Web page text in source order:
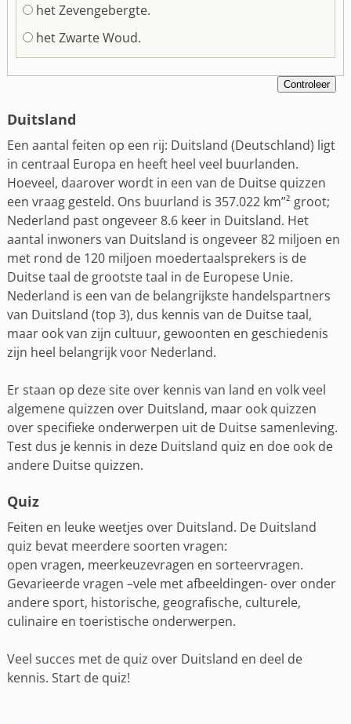
het Zevengebergte.
het Zwarte Woud.
Duitsland
Een aantal feiten op een rij: Duitsland (Deutschland) ligt
in centraal Europa en heeft heel veel buurlanden.
Hoeveel, daarover wordt in een van de Duitse quizzen
een vraag gesteld. Ons buurland is 357.022 km”² groot;
Nederland past ongeveer 8.6 keer in Duitsland. Het
aantal inwoners van Duitsland is ongeveer 82 miljoen en
met rond de 120 miljoen moedertaalsprekers is de
Duitse taal de grootste taal in de Europese Unie.
Nederland is een van de belangrijkste handelspartners
van Duitsland (top 3), dus kennis van de Duitse taal,
maar ook van zijn cultuur, gewoonten en geschiedenis
zijn heel belangrijk voor Nederland.
Er staan op deze site over kennis van land en volk veel
algemene quizzen over Duitsland, maar ook quizzen
over specifieke onderwerpen uit de Duitse samenleving.
Test dus je kennis in deze Duitsland quiz en doe ook de
andere Duitse quizzen.
Quiz
Feiten en leuke weetjes over Duitsland. De Duitsland
quiz bevat meerdere soorten vragen:
open vragen, meerkeuzevragen en sorteervragen.
Gevarieerde vragen –vele met afbeeldingen- over onder
andere sport, historische, geografische, culturele,
culinaire en toeristische onderwerpen.
Veel succes met de quiz over Duitsland en deel de
kennis. Start de quiz!